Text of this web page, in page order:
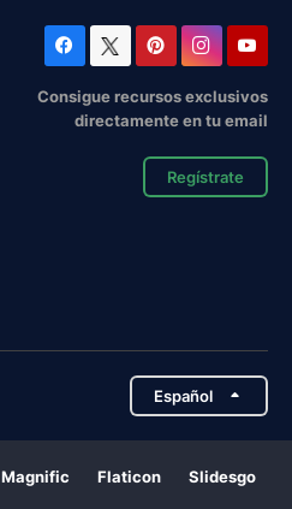
Consigue recursos exclusivos
directamente en tu email
Regístrate
Español
Magnific Flaticon Slidesgo